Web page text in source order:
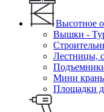
Высотное
Вышки -
Лестницы,
Мини
Площадки